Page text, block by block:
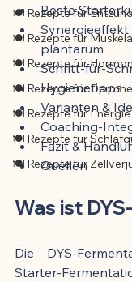
🍽️ Rezepte für
🍽️ Rezepte für
🍽️ Rezepte für
🍽️ Rezepte für
🍽️ Rezepte für Energie
🍽️ Rezepte für
🍽️ Rezepte für
Beste
plantarum
Schritt-für-
Hygienetipps
Varianten &
Coaching-
Fazit &
Quellen
Was ist
Die DYS-
Starter-